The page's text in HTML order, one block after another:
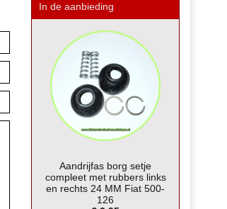
In de aanbieding
Aandrijfas borg setje
compleet met rubbers links
en rechts 24 MM Fiat 500-
126